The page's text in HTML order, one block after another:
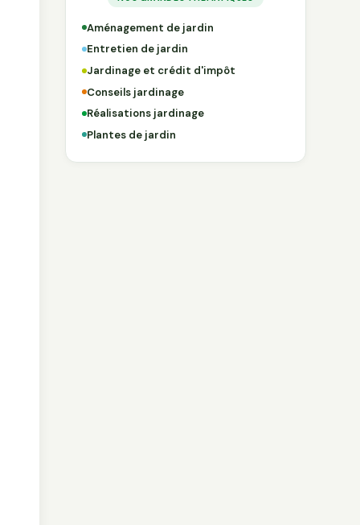
Aménagement de jardin
Entretien de jardin
Jardinage et crédit d'impôt
Conseils jardinage
Réalisations jardinage
Plantes de jardin